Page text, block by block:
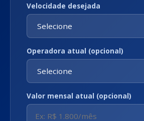
Velocidade desejada
Operadora atual (opcional)
Valor mensal atual (opcional)